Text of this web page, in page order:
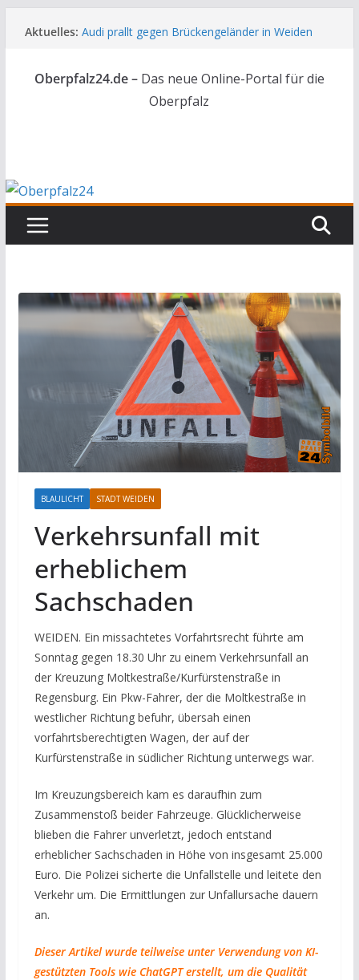
Inhalt
Aktuelles: Audi prallt gegen Brückengeländer in Weiden
Kindergeburtstag endet für Erwachsene im
Polizeigewahrsam
Wenn selbst der Polizeialltag kurios wird
Oberpfalz24.de – Das neue Online-Portal für die
Oberpfalz
BLAULICHT STADT WEIDEN
Verkehrsunfall mit
erheblichem
Sachschaden
WEIDEN. Ein missachtetes Vorfahrtsrecht führte am
Sonntag gegen 18.30 Uhr zu einem Verkehrsunfall an
der Kreuzung Moltkestraße/Kurfürstenstraße in
Regensburg. Ein Pkw-Fahrer, der die Moltkestraße in
westlicher Richtung befuhr, übersah einen
vorfahrtsberechtigten Wagen, der auf der
Kurfürstenstraße in südlicher Richtung unterwegs war.
Im Kreuzungsbereich kam es daraufhin zum
Zusammenstoß beider Fahrzeuge. Glücklicherweise
blieben die Fahrer unverletzt, jedoch entstand
erheblicher Sachschaden in Höhe von insgesamt 25.000
Euro. Die Polizei sicherte die Unfallstelle und leitete den
Verkehr um. Die Ermittlungen zur Unfallursache dauern
an.
Dieser Artikel wurde teilweise unter Verwendung von KI-
gestützten Tools wie ChatGPT erstellt, um die Qualität